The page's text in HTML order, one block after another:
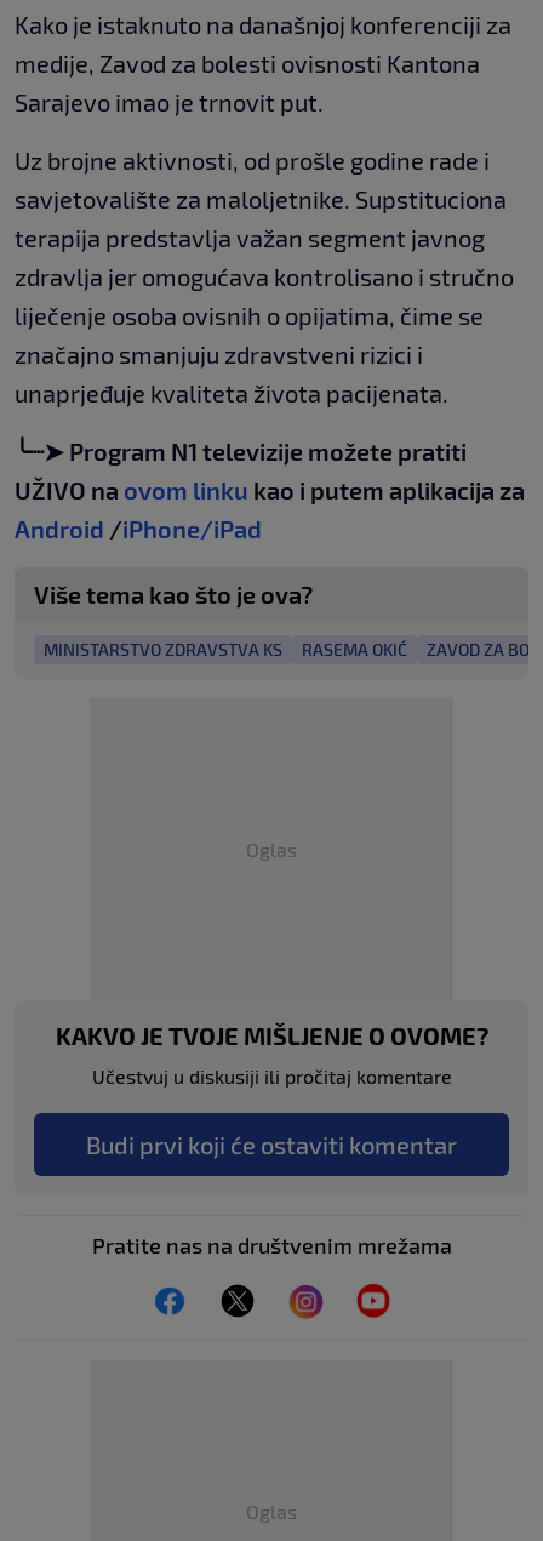
Kako je istaknuto na današnjoj konferenciji za
medije, Zavod za bolesti ovisnosti Kantona
Sarajevo imao je trnovit put.
Uz brojne aktivnosti, od prošle godine rade i
savjetovalište za maloljetnike. Supstituciona
terapija predstavlja važan segment javnog
zdravlja jer omogućava kontrolisano i stručno
liječenje osoba ovisnih o opijatima, čime se
značajno smanjuju zdravstveni rizici i
unaprjeđuje kvaliteta života pacijenata.
╰┈➤ Program N1 televizije možete pratiti
UŽIVO na ovom linku kao i putem aplikacija za
Android /iPhone/iPad
Više tema kao što je ova?
MINISTARSTVO ZDRAVSTVA KS RASEMA OKIĆ ZAVOD ZA
Oglas
KAKVO JE TVOJE MIŠLJENJE O OVOME?
Učestvuj u diskusiji ili pročitaj komentare
Budi prvi koji će ostaviti komentar
Pratite nas na društvenim mrežama
Oglas